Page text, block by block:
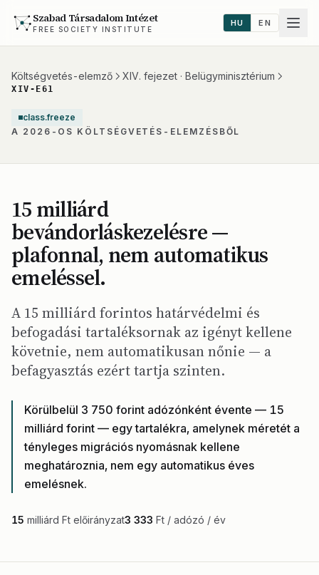
Szabad Társadalom Intézet
FREE SOCIETY INSTITUTE
HU EN
Költségvetés-elemző XIV. fejezet · Belügyminisztérium
XIV-E61
class.freeze
A 2026-OS KÖLTSÉGVETÉS-ELEMZÉSBŐL
15 milliárd
bevándorláskezelésre —
plafonnal, nem automatikus
emeléssel.
A 15 milliárd forintos határvédelmi és
befogadási tartaléksornak az igényt kellene
követnie, nem automatikusan nőnie — a
befagyasztás ezért tartja szinten.
Körülbelül 3 750 forint adózónként évente — 15
milliárd forint — egy tartalékra, amelynek méretét a
tényleges migrációs nyomásnak kellene
meghatároznia, nem egy automatikus éves
emelésnek.
15 milliárd Ft előirányzat3 333 Ft / adózó / év